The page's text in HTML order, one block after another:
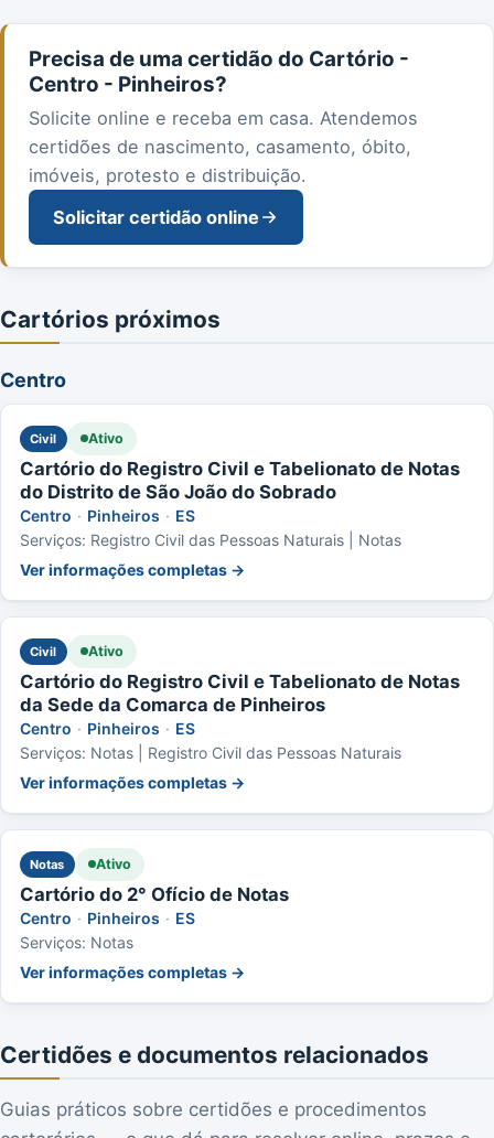
Precisa de uma certidão do Cartório -
Centro - Pinheiros?
Solicite online e receba em casa. Atendemos
certidões de nascimento, casamento, óbito,
imóveis, protesto e distribuição.
Solicitar certidão online
Cartórios próximos
Centro
Civil Ativo
Cartório do Registro Civil e Tabelionato de Notas
do Distrito de São João do Sobrado
Centro · Pinheiros · ES
Serviços: Registro Civil das Pessoas Naturais | Notas
Ver informações completas →
Civil Ativo
Cartório do Registro Civil e Tabelionato de Notas
da Sede da Comarca de Pinheiros
Centro · Pinheiros · ES
Serviços: Notas | Registro Civil das Pessoas Naturais
Ver informações completas →
Notas Ativo
Cartório do 2° Ofício de Notas
Centro · Pinheiros · ES
Serviços: Notas
Ver informações completas →
Certidões e documentos relacionados
Guias práticos sobre certidões e procedimentos